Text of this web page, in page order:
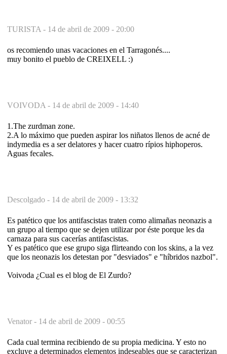
TURISTA - 14 de abril de 2009 - 20:00
os recomiendo unas vacaciones en el Tarragonés....
muy bonito el pueblo de CREIXELL :)
VOIVODA - 14 de abril de 2009 - 14:40
1.The zurdman zone.
2.A lo máximo que pueden aspirar los niñatos llenos de acné de
indymedia es a ser delatores y hacer cuatro rípios hiphoperos.
Aguas fecales.
Descolgado - 14 de abril de 2009 - 13:32
Es patético que los antifascistas traten como alimañas neonazis a
un grupo al tiempo que se dejen utilizar por éste porque les da
carnaza para sus cacerías antifascistas.
Y es patético que ese grupo siga flirteando con los skins, a la vez
que los neonazis los detestan por "desviados" e "híbridos nazbol".
Voivoda ¿Cual es el blog de El Zurdo?
Venator - 14 de abril de 2009 - 00:55
Cada cual termina recibiendo de su propia medicina. Y esto no
excluye a determinados elementos indeseables que se caracterizan